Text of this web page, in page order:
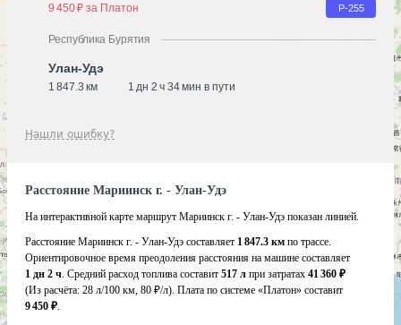
9 450 ₽ за Платон
Р-255
Республика Бурятия
Улан-Удэ
1 847.3 км 1 дн 2 ч 34 мин в пути
Нашли ошибку?
Расстояние Мариинск г. - Улан-Удэ
На интерактивной карте маршрут Мариинск г. - Улан-Удэ показан линией.
Расстояние Мариинск г. - Улан-Удэ составляет 1 847.3 км по трассе.
Ориентировочное время преодоления расстояния на машине составляет
1 дн 2 ч. Средний расход топлива составит 517 л при затратах 41 360 ₽
(Из расчёта: 28 л/100 км, 80 ₽/л). Плата по системе «Платон» составит
9 450 ₽.